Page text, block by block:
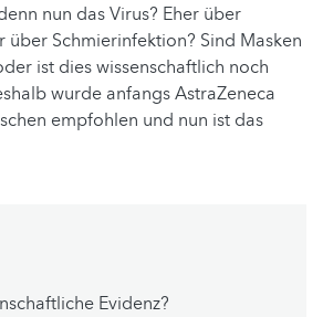
nun das Virus? Eher über
Schmierinfektion? Sind Masken
ist dies wissenschaftlich noch
wurde anfangs AstraZeneca
empfohlen und nun ist das
Evidenz?